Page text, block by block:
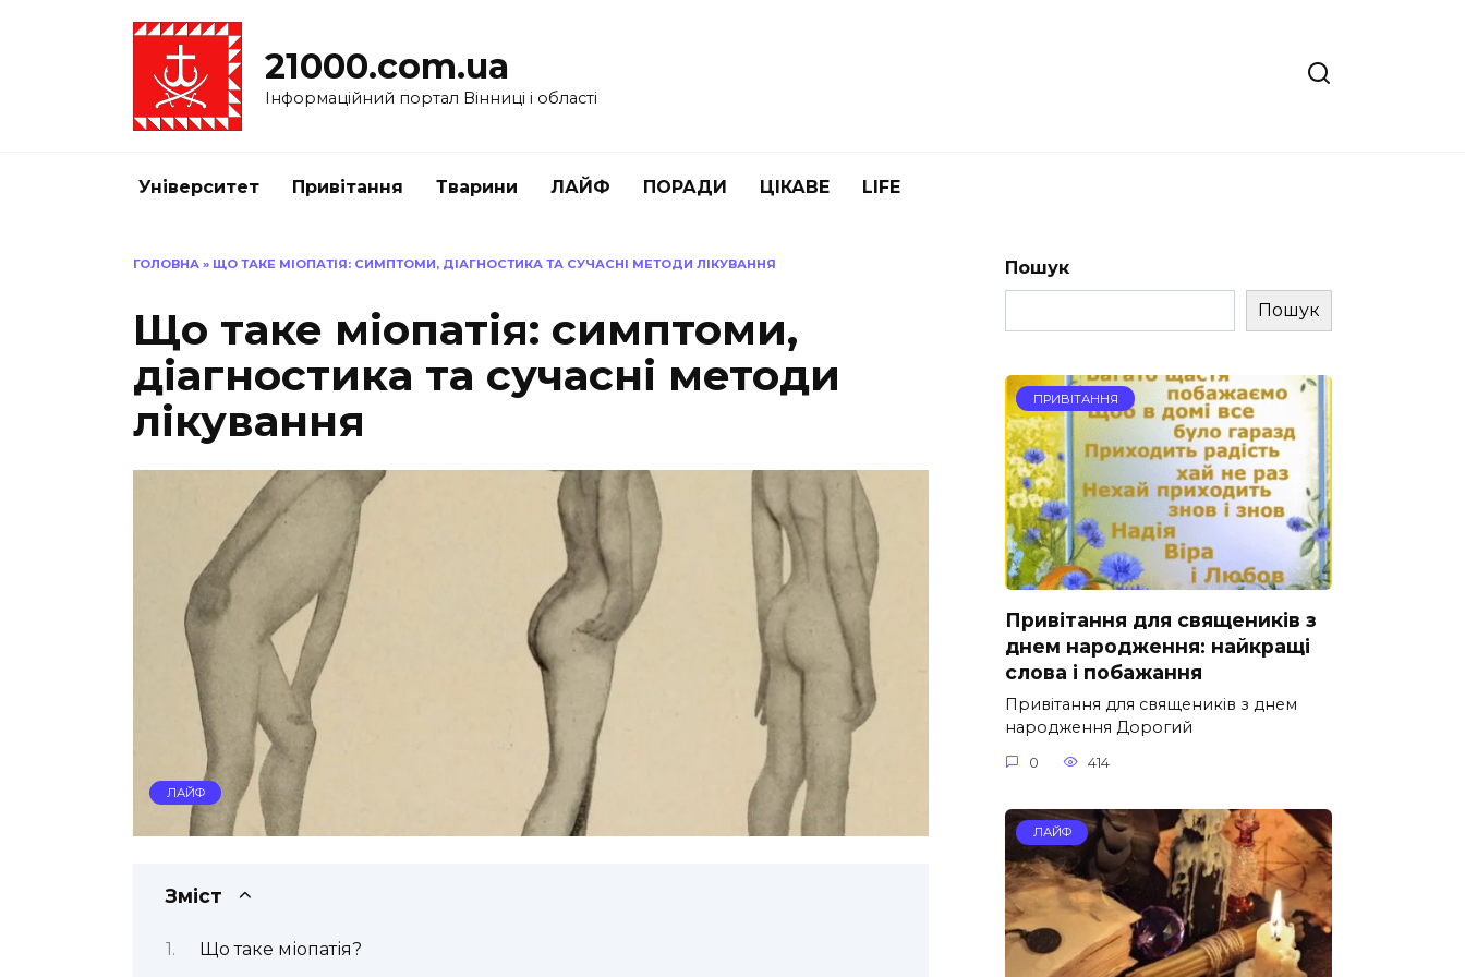
21000.com.ua
Інформаційний портал Вінниці і області
Університет Привітання Тварини ЛАЙФ ПОРАДИ ЦІКАВЕ LIFE
ГОЛОВНА » ЩО ТАКЕ МІОПАТІЯ: СИМПТОМИ, ДІАГНОСТИКА ТА СУЧАСНІ МЕТОДИ ЛІКУВАННЯ
Що таке міопатія: симптоми,
діагностика та сучасні методи
лікування
ЛАЙФ
Зміст
Що таке міопатія?
Пошук
Пошук
ПРИВІТАННЯ
Привітання для священиків з
днем народження: найкращі
слова і побажання
Привітання для священиків з днем
народження Дорогий
0 414
ЛАЙФ